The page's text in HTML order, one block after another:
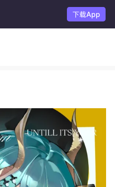
下载App